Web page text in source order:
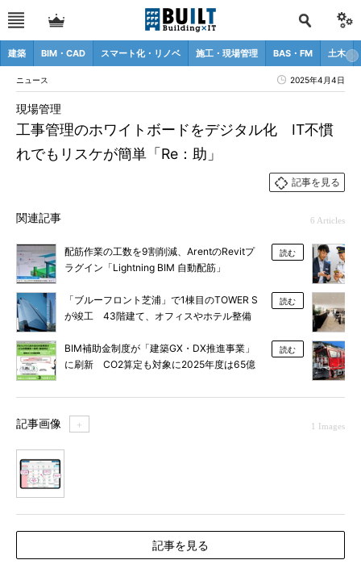
建築 BIM・CAD スマート化・リノベ 施工・現場管理 BAS・FM 土木
ニュース 2025年4月4日
工事管理のホワイトボードをデジタル化 IT不慣
れでもリスケが簡単「Re：助」
現場管理
記事を見る
関連記事 6 Articles
配筋作業の工数を9割削減、ArentのRevitプ
ラグイン「Lightning BIM 自動配筋」
読む
「ブルーフロント芝浦」で1棟目のTOWER S
が竣工 43階建て、オフィスやホテル整備
読む
BIM補助金制度が「建築GX・DX推進事業」
に刷新 CO2算定も対象に2025年度は65億
読む
記事画像 ＋ 1 Images
記事を見る